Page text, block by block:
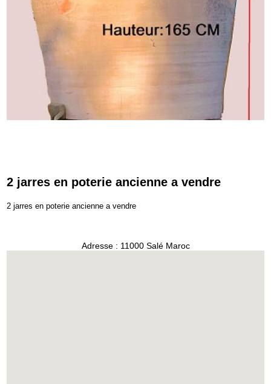
2 jarres en poterie ancienne a vendre
2 jarres en poterie ancienne a vendre
Adresse : 11000 Salé Maroc